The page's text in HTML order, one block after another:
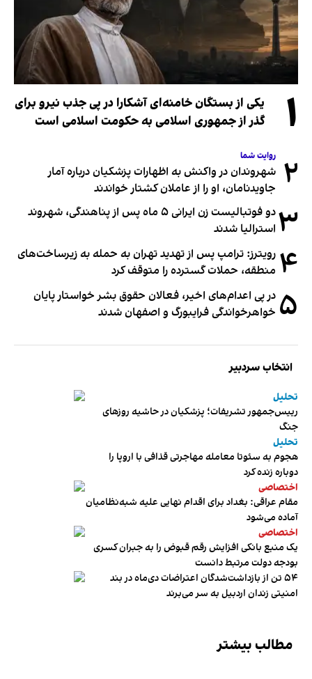
۱
یکی از بستگان خامنه‌ای آشکارا در پی جذب نیرو برای
گذر از جمهوری اسلامی به حکومت اسلامی است
۲ روایت شما
شهروندان در واکنش به اظهارات پزشکیان درباره آمار
جاویدنامان، او را از عاملان کشتار خواندند
۳
دو فوتبالیست زن ایرانی ۵ ماه پس از پناهندگی، شهروند
استرالیا شدند
۴ رویترز: ترامپ پس از تهدید تهران به حمله به زیرساخت‌های
منطقه، حملات گسترده را متوقف کرد
۵ در پی اعدام‌های اخیر، فعالان حقوق بشر خواستار پایان
خواهرخواندگی فرایبورگ و اصفهان شدند
انتخاب سردبیر
تحلیل
رییس‌جمهور تشریفات؛ پزشکیان در حاشیه روزهای
جنگ
تحلیل
هجوم به سئوتا معامله مهاجرتی قذافی با اروپا را
دوباره زنده کرد
اختصاصی
مقام عراقی: بغداد برای اقدام نهایی علیه شبه‌نظامیان
آماده می‌شود
اختصاصی
یک منبع بانکی افزایش رقم قبوض را به جبران کسری
بودجه دولت مرتبط دانست
۵۴ تن از بازداشت‌شدگان اعتراضات دی‌ماه در بند
امنیتی زندان اردبیل به سر می‌برند
مطالب بیشتر